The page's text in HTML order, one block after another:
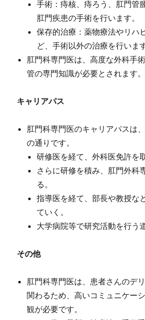
手術：痔核、痔ろう、肛門管
肛門疾患の手術を行います。
保存的治療：薬物療法やリハ
ど、手術以外の治療を行います
肛門科専門医は、高度な外科手
管の専門知識が必要とされます。
キャリアパス
肛門科専門医のキャリアパスは
の通りです。
研修医を経て、外科医免許を
さらに研修を積み、肛門外科
る。
指導医を経て、部長や教授な
ていく。
大学病院等で研究活動を行う
その他
肛門科専門医は、患者さんのデ
関わるため、高いコミュニケー
観が必要です。